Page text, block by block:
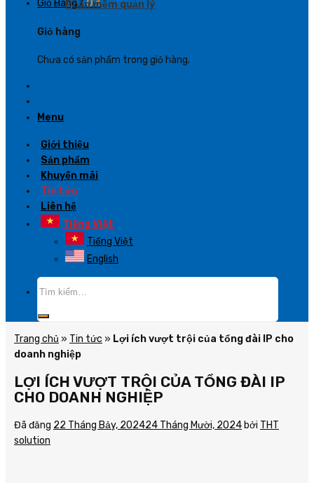
Giỏ Hàng /0₫
Giỏ hàng
Chưa có sản phẩm trong giỏ hàng.
Menu
Phần mềm quản lý
Giới thiệu
Sản phẩm
Khuyến mãi
Tin tức
Liên hệ
Tiếng Việt
Tiếng Việt
English
Trang chủ » Tin tức » Lợi ích vượt trội của tổng đài IP cho
doanh nghiệp
LỢI ÍCH VƯỢT TRỘI CỦA TỔNG ĐÀI IP
CHO DOANH NGHIỆP
Đã đăng 22 Tháng Bảy, 202424 Tháng Mười, 2024 bởi THT
solution